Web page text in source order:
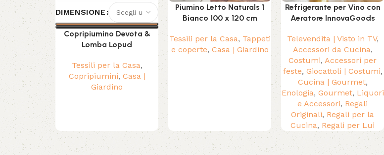
DIMENSIONE
Copripiumino Devota &
Lomba Lopud
Tessili per la Casa,
Copripiumini, Casa |
Giardino
Piumino Letto Naturals 1
Bianco 100 x 120 cm
Tessili per la Casa, Tappeti
e coperte, Casa | Giardino
Refrigerante per Vino con
Aeratore InnovaGoods
Televendita | Visto in TV,
Accessori da Cucina,
Costumi, Accessori per
feste, Giocattoli | Costumi,
Cucina | Gourmet,
Enologia, Gourmet, Liquori
e Accessori, Regali
Originali, Regali per la
Cucina, Regali per Lui